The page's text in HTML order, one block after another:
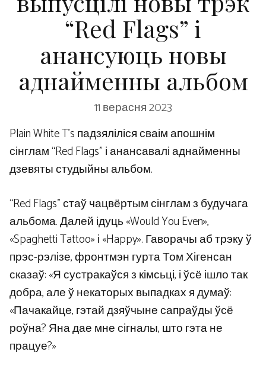
“Red Flags” і
анансуюць новы
аднайменны альбом
11 верасня 2023
Plain White T’s падзяліліся сваім апошнім
сінглам “Red Flags” і анансавалі аднайменны
дзевяты студыйны альбом.
“Red Flags” стаў чацвёртым сінглам з будучага
альбома. Далей ідуць «Would You Even»,
«Spaghetti Tattoo» і «Happy». Гаворачы аб трэку ў
прэс-рэлізе, фронтмэн гурта Том Хігенсан
сказаў: «Я сустракаўся з кімсьці, і ўсё ішло так
добра, але ў некаторых выпадках я думаў:
«Пачакайце, гэтай дзяўчыне сапраўды ўсё
роўна? Яна дае мне сігналы, што гэта не
працуе?»